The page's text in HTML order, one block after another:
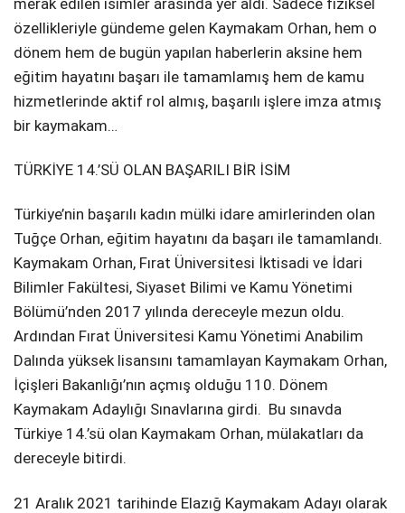
merak edilen isimler arasında yer aldı. Sadece fiziksel
özellikleriyle gündeme gelen Kaymakam Orhan, hem o
dönem hem de bugün yapılan haberlerin aksine hem
eğitim hayatını başarı ile tamamlamış hem de kamu
hizmetlerinde aktif rol almış, başarılı işlere imza atmış
bir kaymakam…
TÜRKİYE 14.’SÜ OLAN BAŞARILI BİR İSİM
Türkiye’nin başarılı kadın mülki idare amirlerinden olan
Tuğçe Orhan, eğitim hayatını da başarı ile tamamlandı.
Kaymakam Orhan, Fırat Üniversitesi İktisadi ve İdari
Bilimler Fakültesi, Siyaset Bilimi ve Kamu Yönetimi
Bölümü’nden 2017 yılında dereceyle mezun oldu.
Ardından Fırat Üniversitesi Kamu Yönetimi Anabilim
Dalında yüksek lisansını tamamlayan Kaymakam Orhan,
İçişleri Bakanlığı’nın açmış olduğu 110. Dönem
Kaymakam Adaylığı Sınavlarına girdi. Bu sınavda
Türkiye 14.’sü olan Kaymakam Orhan, mülakatları da
dereceyle bitirdi.
21 Aralık 2021 tarihinde Elazığ Kaymakam Adayı olarak